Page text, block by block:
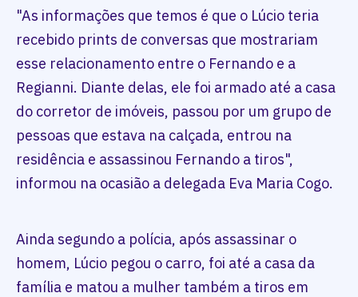
"As informações que temos é que o Lúcio teria
recebido prints de conversas que mostrariam
esse relacionamento entre o Fernando e a
Regianni. Diante delas, ele foi armado até a casa
do corretor de imóveis, passou por um grupo de
pessoas que estava na calçada, entrou na
residência e assassinou Fernando a tiros",
informou na ocasião a delegada Eva Maria Cogo.
Ainda segundo a polícia, após assassinar o
homem, Lúcio pegou o carro, foi até a casa da
família e matou a mulher também a tiros em